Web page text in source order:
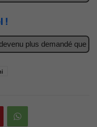
!
plus demandé que